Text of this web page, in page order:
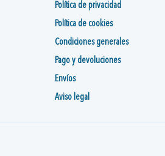
Política de privacidad
Política de cookies
Condiciones generales
Pago y devoluciones
Envíos
Aviso legal